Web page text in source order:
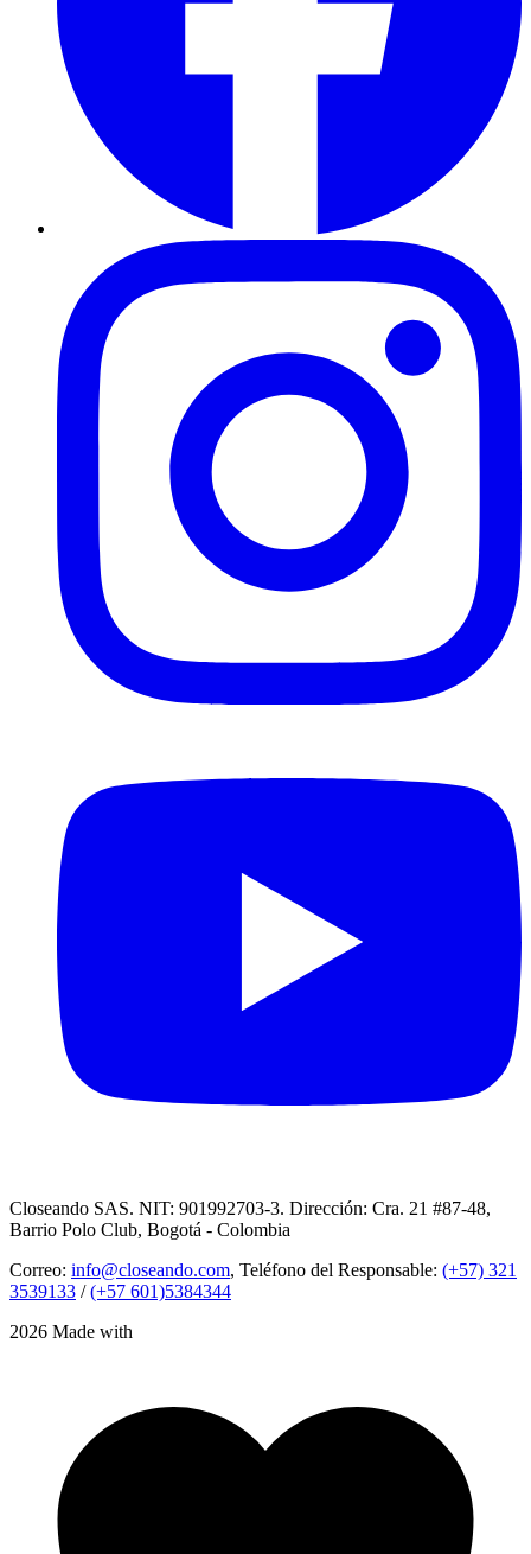
Closeando SAS. NIT: 901992703-3. Dirección: Cra. 21 #87-48,
Barrio Polo Club, Bogotá - Colombia
Correo: info@closeando.com, Teléfono del Responsable: (+57) 321
3539133 /(+57 601)5384344
2026 Made with